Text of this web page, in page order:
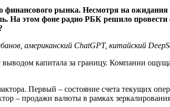
финансового рынка. Несмотря на
На этом фоне радио РБК решило
американский ChatGPT, китайский
капитала за границу. Компании
Первый – состояние счета текущих
– продажи валюты в рамках